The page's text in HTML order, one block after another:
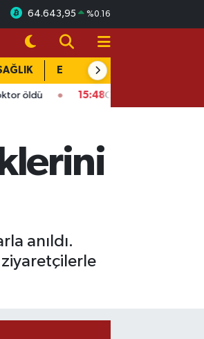
64.643,95 %0.16
EĞİTİM
15:48 Onikişubat’ta ücretsiz üniversite
anıldı.
ziyaretçilerle